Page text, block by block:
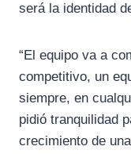
será la identidad
“El equipo va a
competitivo, un
siempre, en
pidió tranquilidad
crecimiento de